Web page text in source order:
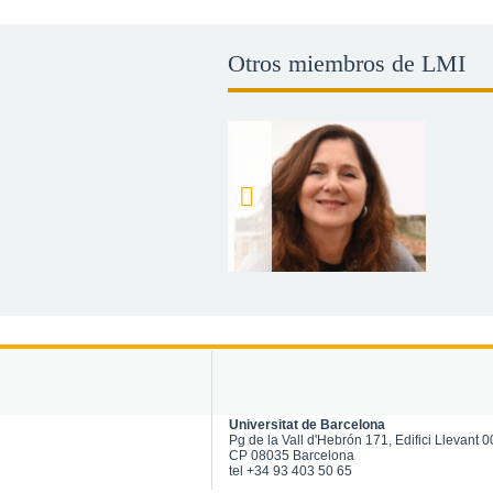
Otros miembros de LMI
Jaume Fabregat Fillet
Universitat de Barcelona
Pg de la Vall d'Hebrón 171, Edifici Llevant
CP 08035 Barcelona
tel +34 93 403 50 65